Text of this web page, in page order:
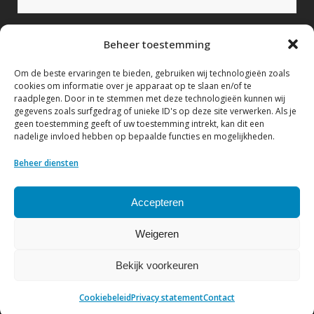
Beheer toestemming
Om de beste ervaringen te bieden, gebruiken wij technologieën zoals
cookies om informatie over je apparaat op te slaan en/of te
raadplegen. Door in te stemmen met deze technologieën kunnen wij
gegevens zoals surfgedrag of unieke ID's op deze site verwerken. Als je
geen toestemming geeft of uw toestemming intrekt, kan dit een
nadelige invloed hebben op bepaalde functies en mogelijkheden.
Beheer diensten
Accepteren
Weigeren
Bekijk voorkeuren
CookiebeleidPrivacy statementContact
Ik geef hierbij toestemming om mijn gegevens te
verwerken conform het Privacy statement.
Privacy statement